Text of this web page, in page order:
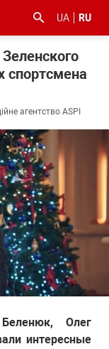
UA RU
спортсмена
агентство ASPI
Олег
интересные